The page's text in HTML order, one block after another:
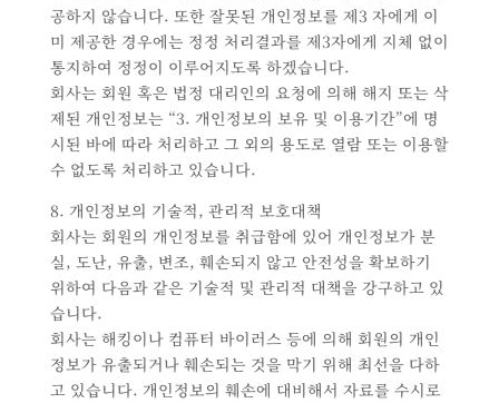
공하지 않습니다. 또한 잘못된 개인정보를 제3 자에게 이
미 제공한 경우에는 정정 처리결과를 제3자에게 지체 없이
통지하여 정정이 이루어지도록 하겠습니다.
회사는 회원 혹은 법정 대리인의 요청에 의해 해지 또는 삭
제된 개인정보는 “3. 개인정보의 보유 및 이용기간”에 명
시된 바에 따라 처리하고 그 외의 용도로 열람 또는 이용할
수 없도록 처리하고 있습니다.
8. 개인정보의 기술적, 관리적 보호대책
회사는 회원의 개인정보를 취급함에 있어 개인정보가 분
실, 도난, 유출, 변조, 훼손되지 않고 안전성을 확보하기
위하여 다음과 같은 기술적 및 관리적 대책을 강구하고 있
습니다.
회사는 해킹이나 컴퓨터 바이러스 등에 의해 회원의 개인
정보가 유출되거나 훼손되는 것을 막기 위해 최선을 다하
고 있습니다. 개인정보의 훼손에 대비해서 자료를 수시로